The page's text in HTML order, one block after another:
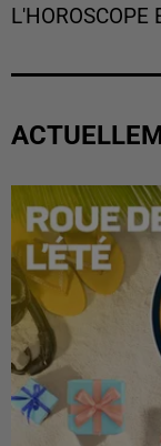
L'HOROSCOPE